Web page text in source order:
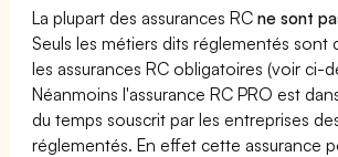
La plupart des assurances RCne sont
Seuls les métiers dits réglementés sont
les assurances RC obligatoires (voir ci-
Néanmoins l'assurance RC PRO est
du temps souscrit par les entreprises
réglementés. En effet cette assurance